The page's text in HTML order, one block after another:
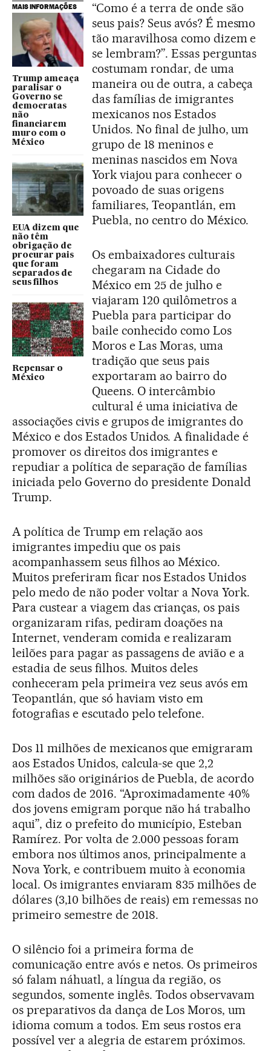
MAIS INFORMAÇÕES
Trump ameaça
paralisar o
Governo se
democratas
não
financiarem
muro com o
México
EUA dizem que
não têm
obrigação de
procurar pais
que foram
separados de
seus filhos
Repensar o
México
“Como é a terra de onde são
seus pais? Seus avós? É mesmo
tão maravilhosa como dizem e
se lembram?”. Essas perguntas
costumam rondar, de uma
maneira ou de outra, a cabeça
das famílias de imigrantes
mexicanos nos Estados
Unidos. No final de julho, um
grupo de 18 meninos e
meninas nascidos em Nova
York viajou para conhecer o
povoado de suas origens
familiares, Teopantlán, em
Puebla, no centro do México.
Os embaixadores culturais
chegaram na Cidade do
México em 25 de julho e
viajaram 120 quilômetros a
Puebla para participar do
baile conhecido como Los
Moros e Las Moras, uma
tradição que seus pais
exportaram ao bairro do
Queens. O intercâmbio
cultural é uma iniciativa de
associações civis e grupos de imigrantes do
México e dos Estados Unidos. A finalidade é
promover os direitos dos imigrantes e
repudiar a política de separação de famílias
iniciada pelo Governo do presidente Donald
Trump.
A política de Trump em relação aos
imigrantes impediu que os pais
acompanhassem seus filhos ao México.
Muitos preferiram ficar nos Estados Unidos
pelo medo de não poder voltar a Nova York.
Para custear a viagem das crianças, os pais
organizaram rifas, pediram doações na
Internet, venderam comida e realizaram
leilões para pagar as passagens de avião e a
estadia de seus filhos. Muitos deles
conheceram pela primeira vez seus avós em
Teopantlán, que só haviam visto em
fotografias e escutado pelo telefone.
Dos 11 milhões de mexicanos que emigraram
aos Estados Unidos, calcula-se que 2,2
milhões são originários de Puebla, de acordo
com dados de 2016. “Aproximadamente 40%
dos jovens emigram porque não há trabalho
aqui”, diz o prefeito do município, Esteban
Ramírez. Por volta de 2.000 pessoas foram
embora nos últimos anos, principalmente a
Nova York, e contribuem muito à economia
local. Os imigrantes enviaram 835 milhões de
dólares (3,10 bilhões de reais) em remessas no
primeiro semestre de 2018.
O silêncio foi a primeira forma de
comunicação entre avós e netos. Os primeiros
só falam náhuatl, a língua da região, os
segundos, somente inglês. Todos observavam
os preparativos da dança de Los Moros, um
idioma comum a todos. Em seus rostos era
possível ver a alegria de estarem próximos.